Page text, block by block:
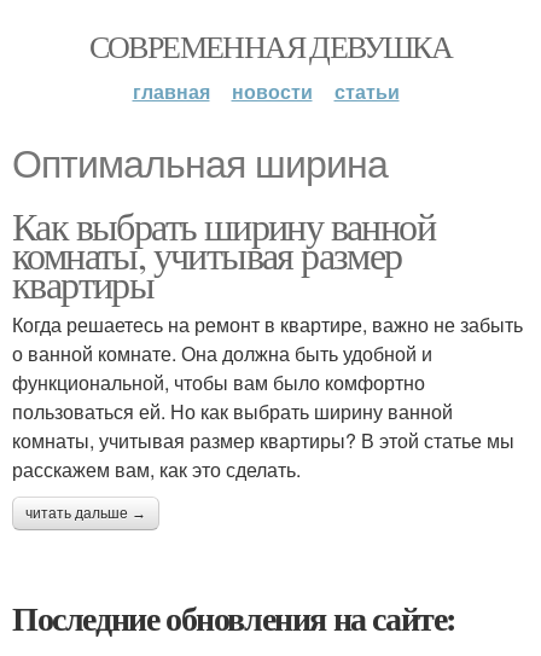
СОВРЕМЕННАЯ ДЕВУШКА
главная новости статьи
Оптимальная ширина
Как выбрать ширину ванной
комнаты, учитывая размер
квартиры
Когда решаетесь на ремонт в квартире, важно не забыть
о ванной комнате. Она должна быть удобной и
функциональной, чтобы вам было комфортно
пользоваться ей. Но как выбрать ширину ванной
комнаты, учитывая размер квартиры? В этой статье мы
расскажем вам, как это сделать.
читать дальше →
Последние обновления на сайте: